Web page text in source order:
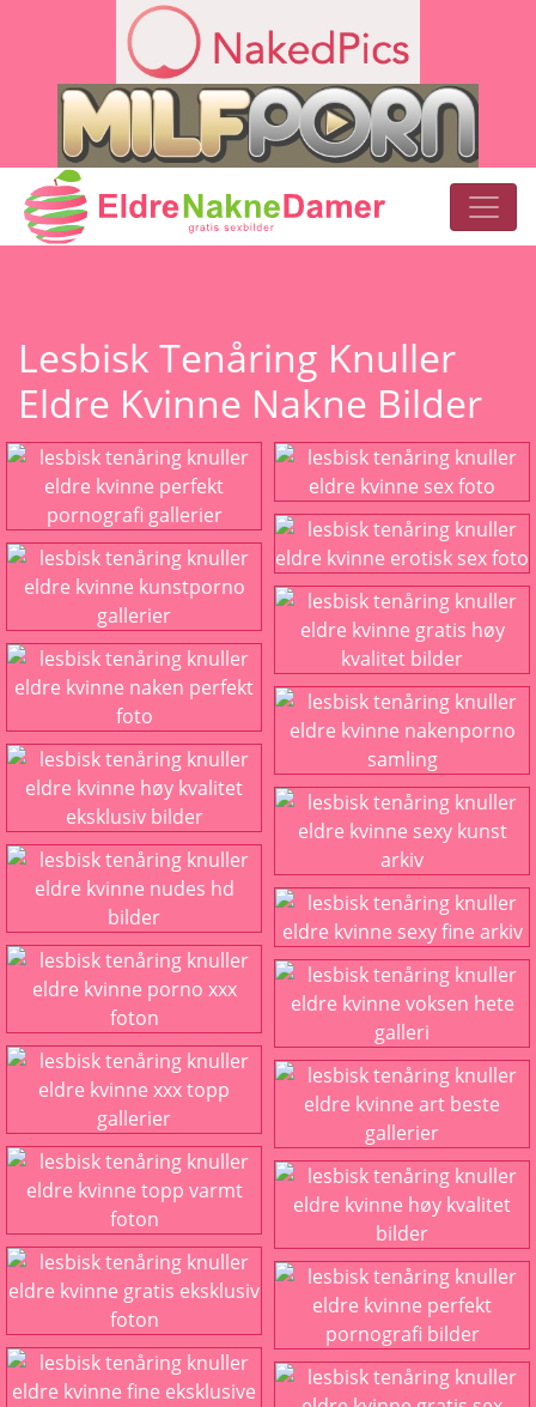
Lesbisk Tenåring Knuller
Eldre Kvinne Nakne Bilder